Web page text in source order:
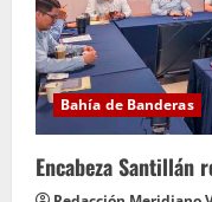
Bahía de Banderas
Encabeza Santillán